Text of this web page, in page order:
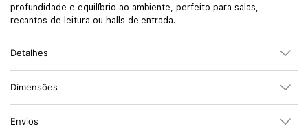
profundidade e equilíbrio ao ambiente, perfeito para salas,
recantos de leitura ou halls de entrada.
Detalhes
Dimensões
Envios